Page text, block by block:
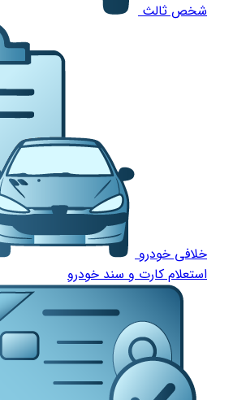
شخص ثالث
خلافی خودرو
استعلام کارت و سند خودرو